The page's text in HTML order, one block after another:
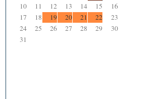
10
11 12 13 14 15
16
17
18 19 20 21 22
23
24
25 26 27 28 29
30
31